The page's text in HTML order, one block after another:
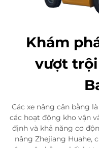
Khám
vượt
Các xe nâng cân bằng
các hoạt động kho vận
định và khả năng cơ
nâng Zhejiang Huahe,